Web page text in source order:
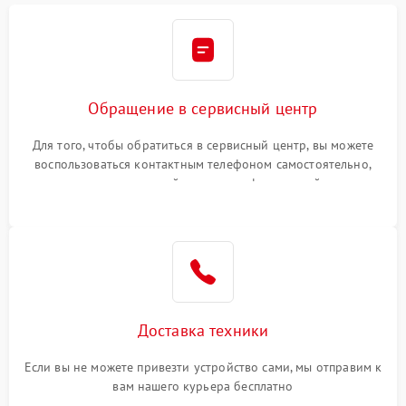
Обращение в сервисный центр
Для того, чтобы обратиться в сервисный центр, вы можете
воспользоваться контактным телефоном самостоятельно,
или оставить свой номер телефона на сайте
Доставка техники
Если вы не можете привезти устройство сами, мы отправим к
вам нашего курьера бесплатно